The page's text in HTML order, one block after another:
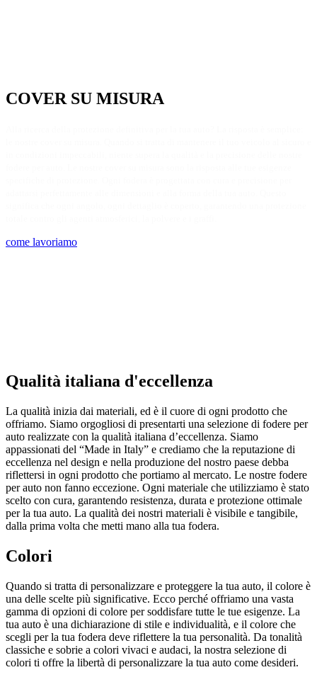
COVER SU MISURA​
come lavoriamo
Qualità italiana d'eccellenza
La qualità inizia dai materiali, ed è il cuore di ogni prodotto che
offriamo. Siamo orgogliosi di presentarti una selezione di fodere per
auto realizzate con la qualità italiana d’eccellenza. Siamo
appassionati del “Made in Italy” e crediamo che la reputazione di
eccellenza nel design e nella produzione del nostro paese debba
riflettersi in ogni prodotto che portiamo al mercato. Le nostre fodere
per auto non fanno eccezione. Ogni materiale che utilizziamo è stato
scelto con cura, garantendo resistenza, durata e protezione ottimale
per la tua auto. La qualità dei nostri materiali è visibile e tangibile,
dalla prima volta che metti mano alla tua fodera.
Colori
Quando si tratta di personalizzare e proteggere la tua auto, il colore è
una delle scelte più significative. Ecco perché offriamo una vasta
gamma di opzioni di colore per soddisfare tutte le tue esigenze. La
tua auto è una dichiarazione di stile e individualità, e il colore che
scegli per la tua fodera deve riflettere la tua personalità. Da tonalità
classiche e sobrie a colori vivaci e audaci, la nostra selezione di
colori ti offre la libertà di personalizzare la tua auto come desideri.